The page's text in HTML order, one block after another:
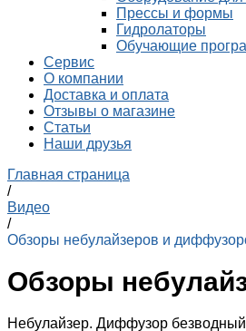
Прессы и формы
Гидролаторы
Обучающие
Сервис
О компании
Доставка и оплата
Отзывы о магазине
Статьи
Наши друзья
Главная страница
/
Видео
/
Обзоры небулайзеров и
Обзоры
Небулайзер. Диффузор